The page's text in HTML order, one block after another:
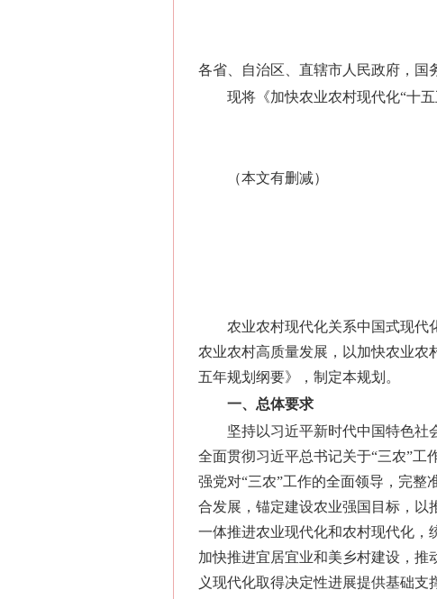
各省、自治区、直辖市人民政府，国
现将《加快农业农村现代化“十
（本文有删减）
农业农村现代化关系中国式现代
农业农村高质量发展，以加快农业农
五年规划纲要》，制定本规划。
一、总体要求
坚持以习近平新时代中国特色社
全面贯彻习近平总书记关于“三农”工
强党对“三农”工作的全面领导，完
合发展，锚定建设农业强国目标，以
一体推进农业现代化和农村现代化，
加快推进宜居宜业和美乡村建设，
义现代化取得决定性进展提供基础支